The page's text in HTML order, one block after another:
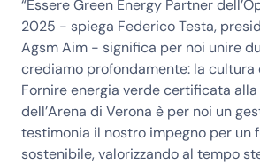
“Essere Green Energy Partner
2025 - spiega Federico Testa,
Agsm Aim - significa per noi unire
crediamo profondamente: la cultura
Fornire energia verde certificata
dell’Arena di Verona è per noi un
testimonia il nostro impegno per un
sostenibile, valorizzando al tempo